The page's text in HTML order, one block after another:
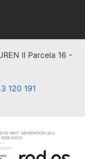
II Parcela 16 -
120 191